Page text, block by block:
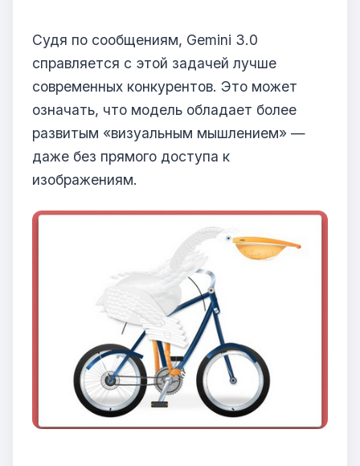
Судя по сообщениям, Gemini 3.0
справляется с этой задачей лучше
современных конкурентов. Это может
означать, что модель обладает более
развитым «визуальным мышлением» —
даже без прямого доступа к
изображениям.